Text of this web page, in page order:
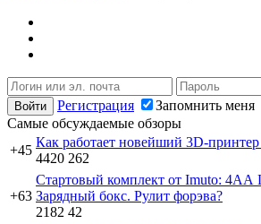
Регистрация
Запомнить меня
Самые обсуждаемые обзоры
+45
Как работает новейший 3D-
4420 262
+63
Стартовый комплект от Imuto: 4АА
Зарядный бокс. Рулит форэва?
2182 42